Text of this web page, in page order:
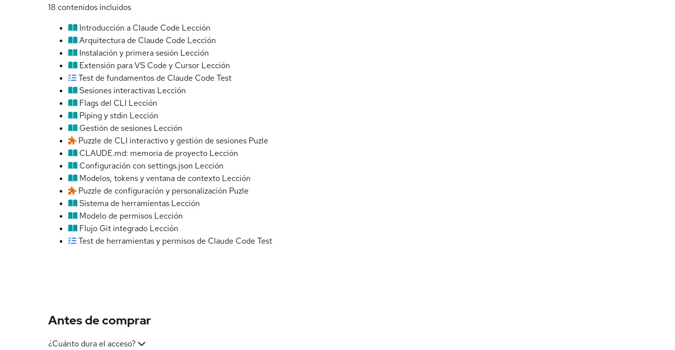
18 contenidos incluidos
Introducción a Claude Code Lección
Arquitectura de Claude Code Lección
Instalación y primera sesión Lección
Extensión para VS Code y Cursor Lección
Test de fundamentos de Claude Code Test
Sesiones interactivas Lección
Flags del CLI Lección
Piping y stdin Lección
Gestión de sesiones Lección
Puzzle de CLI interactivo y gestión de sesiones Puzle
CLAUDE.md: memoria de proyecto Lección
Configuración con settings.json Lección
Modelos, tokens y ventana de contexto Lección
Puzzle de configuración y personalización Puzle
Sistema de herramientas Lección
Modelo de permisos Lección
Flujo Git integrado Lección
Test de herramientas y permisos de Claude Code Test
Antes de comprar
¿Cuánto dura el acceso?